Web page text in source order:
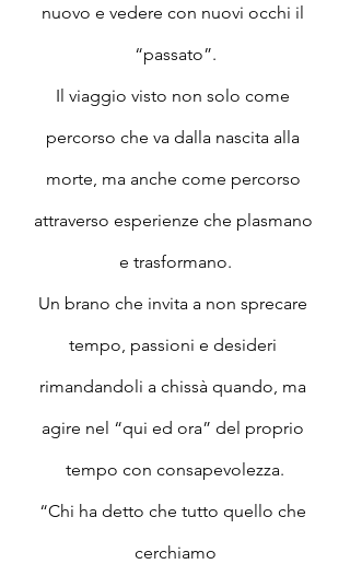
nuovo e vedere con nuovi occhi il
“passato”.
Il viaggio visto non solo come
percorso che va dalla nascita alla
morte, ma anche come percorso
attraverso esperienze che plasmano
e trasformano.
Un brano che invita a non sprecare
tempo, passioni e desideri
rimandandoli a chissà quando, ma
agire nel “qui ed ora” del proprio
tempo con consapevolezza.
“Chi ha detto che tutto quello che
cerchiamo